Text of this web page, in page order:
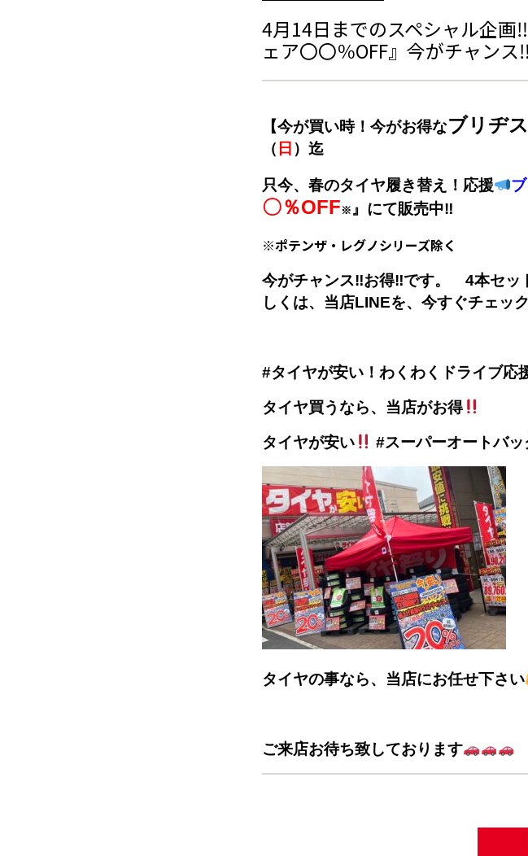
4月14日までのスペシャル企画
ェア〇〇％OFF』今がチャンス‼
【今が買い時！今がお得なブリヂ
（ 日 ）迄
只今、春のタイヤ履き替え！応援
〇％OFF ※ 』にて販売中‼
※ポテンザ・レグノシリーズ除く
今がチャンス‼お得‼です。 4本セッ
しくは、当店LINEを、今すぐチェッ
#タイヤが安い！わくわくドライブ応
タイヤ買うなら、当店がお得
タイヤが安い #スーパーオートバ
タイヤの事なら、当店にお任せ下さい
ご来店お待ち致しております